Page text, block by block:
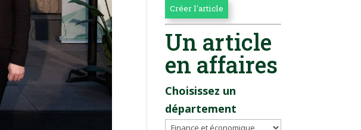
Un article
en affaires
Choisissez un
département